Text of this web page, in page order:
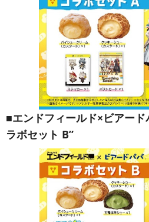
■エンドフィールド×ビアード
ラボセット B”